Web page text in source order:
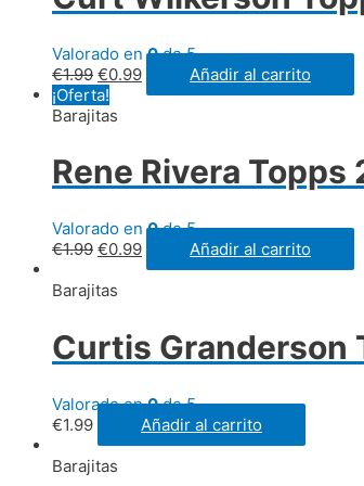
Valorado en0de 5
€1.99 €0.99
Añadir al carrito
¡Oferta!
Barajitas
Rene Rivera Topps
Valorado en0de 5
€1.99 €0.99
Añadir al carrito
Barajitas
Curtis Granderson
Valorado en0de 5
€1.99
Añadir al carrito
Barajitas